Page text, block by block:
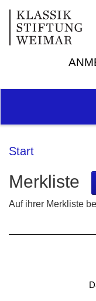
Start
Merkliste
Auf ihrer Merkliste